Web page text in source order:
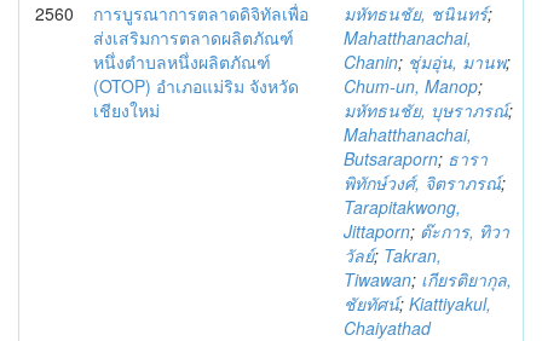
2560
การบูรณาการตลาดดิจิทัลเพื่อ
ส่งเสริมการตลาดผลิตภัณฑ์
หนึ่งตำบลหนึ่งผลิตภัณฑ์
(OTOP) อำเภอแม่ริม จังหวัด
เชียงใหม่
มหัทธนชัย, ชนินทร์;
Mahatthanachai,
Chanin; ชุ่มอุ่น, มานพ;
Chum-un, Manop;
มหัทธนชัย, บุษราภรณ์;
Mahatthanachai,
Butsaraporn; ธารา
พิทักษ์วงศ์, จิตราภรณ์;
Tarapitakwong,
Jittaporn; ต๊ะการ, ทิวา
วัลย์; Takran,
Tiwawan; เกียรติยากุล,
ชัยทัศน์; Kiattiyakul,
Chaiyathad